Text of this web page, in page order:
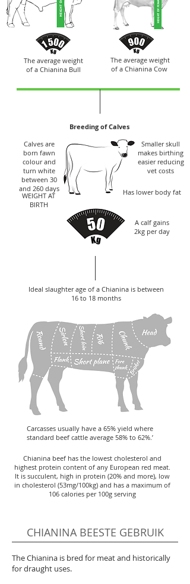
The average weight
of a Chianina Bull
The average weight
of a Chianina Cow
Breeding of Calves
Calves are
born fawn
colour and
turn white
between 30
and 260 days
WEIGHT AT
BIRTH
Smaller skull
makes birthing
easier reducing
vet costs
Has lower body fat
A calf gains
2kg per day
Ideal slaughter age of a Chianina is between
16 to 18 months
Carcasses usually have a 65% yield where
standard beef cattle average 58% to 62%.’
Chianina beef has the lowest cholesterol and
highest protein content of any European red meat.
It is succulent, high in protein (20% and more), low
in cholesterol (53mg/100kg) and has a maximum of
106 calories per 100g serving
CHIANINA BEESTE GEBRUIK
The Chianina is bred for meat and historically
for draught uses.